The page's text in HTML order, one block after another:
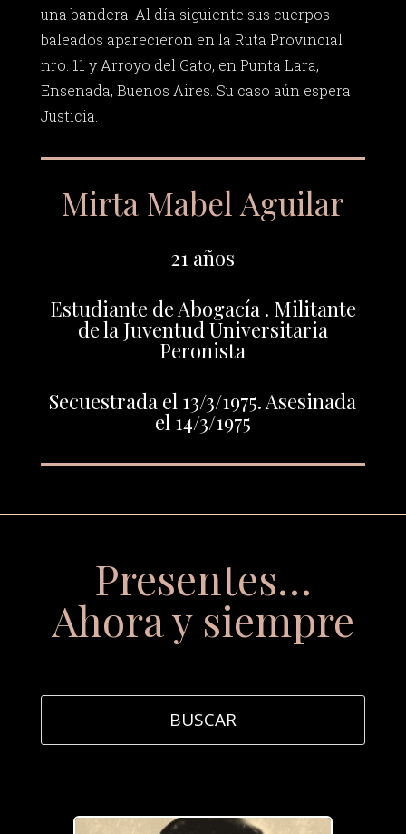
una bandera. Al día siguiente sus cuerpos
baleados aparecieron en la Ruta Provincial
nro. 11 y Arroyo del Gato, en Punta Lara,
Ensenada, Buenos Aires. Su caso aún espera
Justicia.
Mirta Mabel Aguilar
21 años
Estudiante de Abogacía . Militante
de la Juventud Universitaria
Peronista
Secuestrada el 13/3/1975. Asesinada
el 14/3/1975
Presentes…
Ahora y siempre